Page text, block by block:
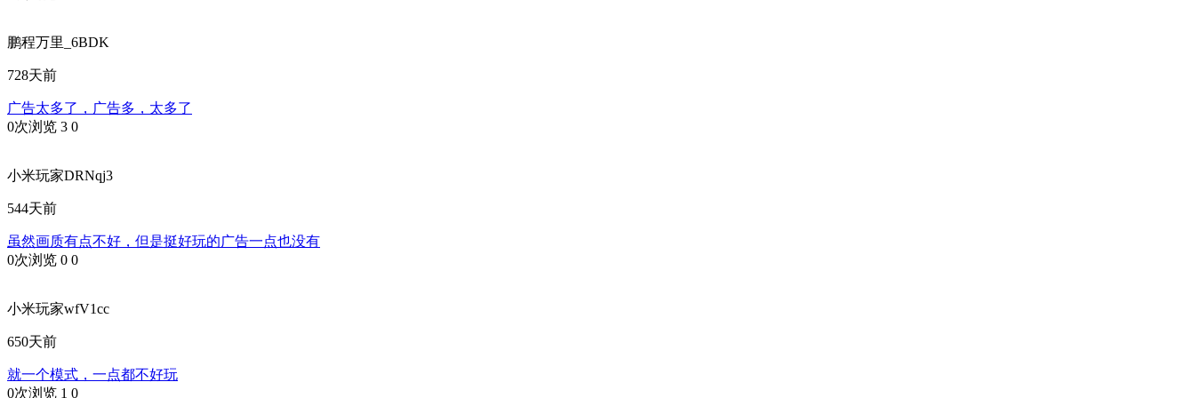
鹏程万里_6BDK
728天前
广告太多了，广告多，太多了
0次浏览 3 0
小米玩家DRNqj3
544天前
虽然画质有点不好，但是挺好玩的广告一点也没有
0次浏览 0 0
小米玩家wfV1cc
650天前
就一个模式，一点都不好玩
0次浏览 1 0